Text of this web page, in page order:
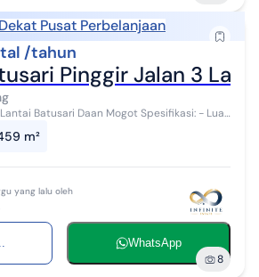
Dekat Pusat Perbelanjaan
/tahun
Pinggir Jalan 3
Batusari Daan Mogot Spesifikasi: - Luas
459m (3lt) - Listrik 2 kepala(token) 6600 -
m²
yang lalu oleh
WhatsApp
8